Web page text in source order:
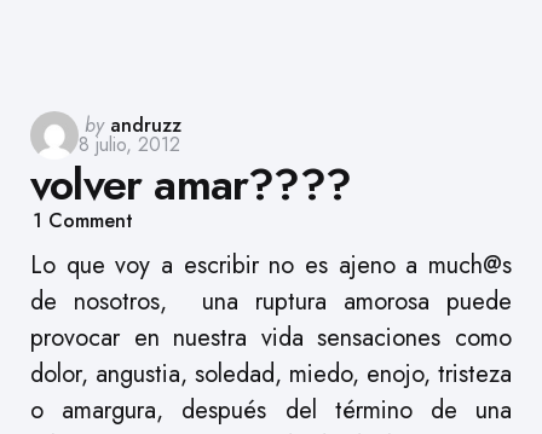
Posted
by
by andruzz
8 julio, 2012
volver amar????
1 Comment
Lo que voy a escribir no es ajeno a much@s
de nosotros, una ruptura amorosa puede
provocar en nuestra vida sensaciones como
dolor, angustia, soledad, miedo, enojo, tristeza
o amargura, después del término de una